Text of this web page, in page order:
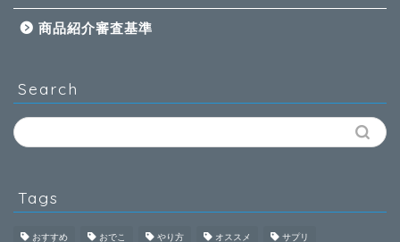
商品紹介審査基準
Search
Tags
おすすめ おでこ やり方 オススメ サプリ